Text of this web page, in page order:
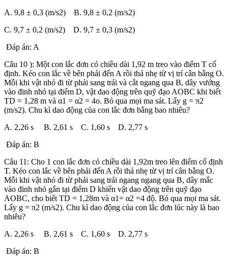
A. 9,8 ± 0,3 (m/s2) B. 9,8 ± 0,2 (m/s2)
C. 9,7 ± 0,2 (m/s2) D. 9,7 ± 0,3 (m/s2)
Đáp án: A
Câu 10 ): Một con lắc đơn có chiều dài 1,92 m treo vào điểm T cố
định. Kéo con lắc về bên phải đến A rồi thả nhẹ từ vị trí cân bằng O.
Mỗi khi vật nhỏ đi từ phải sang trái và cắt ngang qua B, dây vướng
vào đinh nhỏ tại điểm D, vật dao động trên quỹ đạo AOBC khi biết
TD = 1,28 m và α1 = α2 = 4o. Bỏ qua mọi ma sát. Lấy g = π2
(m/s2). Chu kì dao động của con lắc đơn bằng bao nhiêu?
A. 2,26 s B. 2,61 s C. 1,60 s D. 2,77 s
Đáp án: B
Câu 11: Cho 1 con lắc đơn có chiều dài 1,92m treo lên điểm cố định
T. Kéo con lắc về bên phải đến A rồi thả nhẹ từ vị trí cân bằng O.
Mỗi khi vật nhỏ đi từ phải sang trái ngang ngang qua B, dây mắc
vào đinh nhỏ gắn tại điểm D khiến vật dao động trên quỹ đạo
AOBC, cho biết TD = 1,28m và α1= α2 =4 độ. Bỏ qua mọi ma sát.
Lấy g = π2 (m/s2). Chu kì dao động của con lắc đơn lúc này là bao
nhiêu?
A. 2,26 s B. 2,61 s C. 1,60 s D. 2,77 s
Đáp án: B